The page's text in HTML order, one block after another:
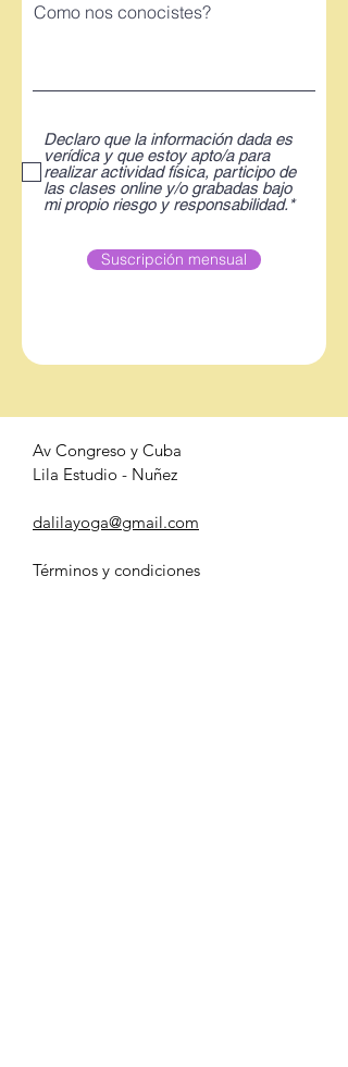
Como nos conocistes?
Declaro que la información dada es
verídica y que estoy apto/a para
realizar actividad física, participo de
las clases online y/o grabadas bajo
mi propio riesgo y responsabilidad.*
Suscripción mensual
Av Congreso y Cuba
Lila Estudio - Nuñez
dalilayoga@gmail.com
Términos y condiciones